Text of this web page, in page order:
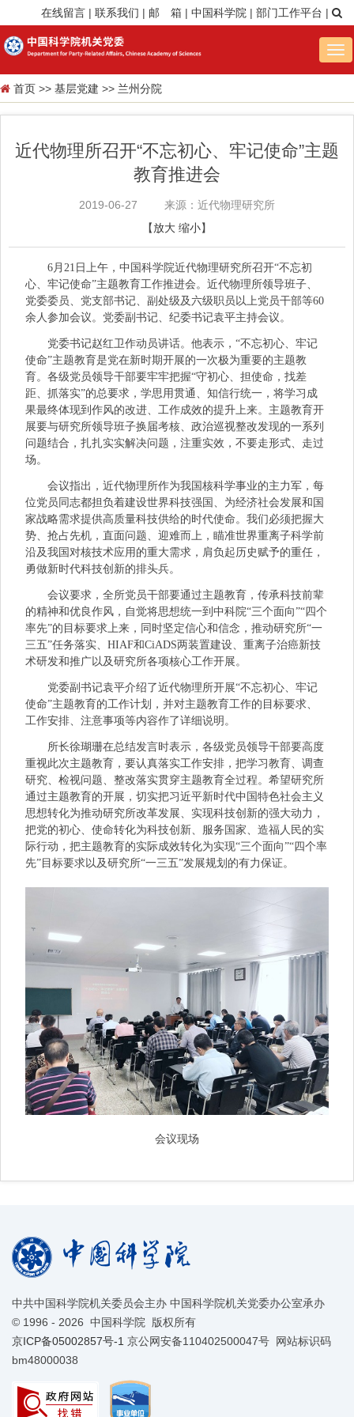
在线留言 | 联系我们 | 邮 箱 | 中国科学院 | 部门工作平台 |
首页 >> 基层党建 >> 兰州分院
近代物理所召开“不忘初心、牢记使命”主题
教育推进会
2019-06-27
来源：近代物理研究所
【放大 缩小】
6月21日上午，中国科学院近代物理研究所召开“不忘初
心、牢记使命”主题教育工作推进会。近代物理所领导班子、
党委委员、党支部书记、副处级及六级职员以上党员干部等60
余人参加会议。党委副书记、纪委书记袁平主持会议。
党委书记赵红卫作动员讲话。他表示，“不忘初心、牢记
使命”主题教育是党在新时期开展的一次极为重要的主题教
育。各级党员领导干部要牢牢把握“守初心、担使命，找差
距、抓落实”的总要求，学思用贯通、知信行统一，将学习成
果最终体现到作风的改进、工作成效的提升上来。主题教育开
展要与研究所领导班子换届考核、政治巡视整改发现的一系列
问题结合，扎扎实实解决问题，注重实效，不要走形式、走过
场。
会议指出，近代物理所作为我国核科学事业的主力军，每
位党员同志都担负着建设世界科技强国、为经济社会发展和国
家战略需求提供高质量科技供给的时代使命。我们必须把握大
势、抢占先机，直面问题、迎难而上，瞄准世界重离子科学前
沿及我国对核技术应用的重大需求，肩负起历史赋予的重任，
勇做新时代科技创新的排头兵。
会议要求，全所党员干部要通过主题教育，传承科技前辈
的精神和优良作风，自觉将思想统一到中科院“三个面向”“四个
率先”的目标要求上来，同时坚定信心和信念，推动研究所“一
三五”任务落实、HIAF和CiADS两装置建设、重离子治癌新技
术研发和推广以及研究所各项核心工作开展。
党委副书记袁平介绍了近代物理所开展“不忘初心、牢记
使命”主题教育的工作计划，并对主题教育工作的目标要求、
工作安排、注意事项等内容作了详细说明。
所长徐瑚珊在总结发言时表示，各级党员领导干部要高度
重视此次主题教育，要认真落实工作安排，把学习教育、调查
研究、检视问题、整改落实贯穿主题教育全过程。希望研究所
通过主题教育的开展，切实把习近平新时代中国特色社会主义
思想转化为推动研究所改革发展、实现科技创新的强大动力，
把党的初心、使命转化为科技创新、服务国家、造福人民的实
际行动，把主题教育的实际成效转化为实现“三个面向”“四个率
先”目标要求以及研究所“一三五”发展规划的有力保证。
会议现场
中共中国科学院机关委员会主办 中国科学院机关党委办公室承办
© 1996 - 2026 中国科学院 版权所有
京ICP备05002857号-1 京公网安备110402500047号 网站标识码
bm48000038